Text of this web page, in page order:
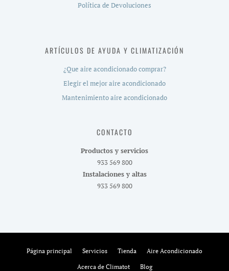
Política de Devoluciones
ARTÍCULOS DE AYUDA Y CLIMATIZACIÓN
¿Que aire acondicionado comprar?
Elegir el mejor aire acondicionado
Mantenimiento aire acondicionado
CONTACTO
Productos y servicios
933 569 800
Instalaciones y altas
933 569 800
Página principal Servicios Tienda Aire Acondicionado
Acerca de Climatot Blog